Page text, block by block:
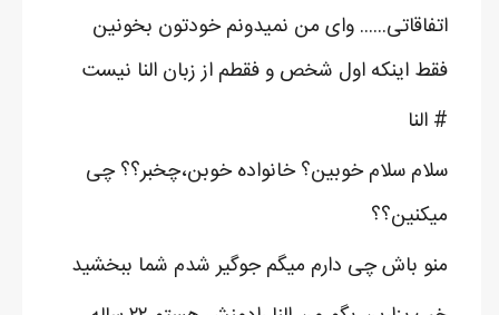
اتفاقاتی...... وای من نمیدونم خودتون بخونین
فقط اینکه اول شخص و فقطم از زبان النا نیست
# النا
سلام سلام خوبین؟ خانواده خوبن،چخبر؟؟ چی
میکنین؟؟
منو باش چی دارم میگم جوگیر شدم شما ببخشید